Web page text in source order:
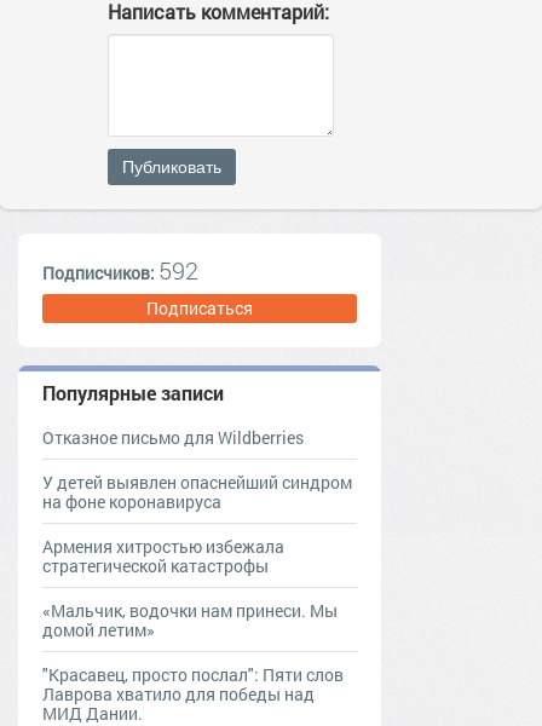
Написать комментарий:
Публиковать
Подписчиков: 592
Подписаться
Популярные записи
Отказное письмо для Wildberries
У детей выявлен опаснейший синдром
на фоне коронавируса
Армения хитростью избежала
стратегической катастрофы
«Мальчик, водочки нам принеси. Мы
домой летим»
"Красавец, просто послал": Пяти слов
Лаврова хватило для победы над
МИД Дании.